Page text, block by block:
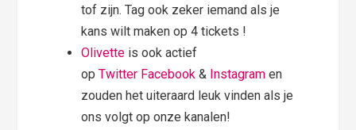
tof zijn. Tag ook zeker iemand als je
kans wilt maken op 4 tickets !
Olivette is ook actief
opTwitter Facebook & Instagram en
zouden het uiteraard leuk vinden als je
ons volgt op onze kanalen!